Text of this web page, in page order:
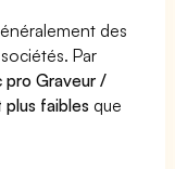
des
Par
pro Graveur /
faibles que